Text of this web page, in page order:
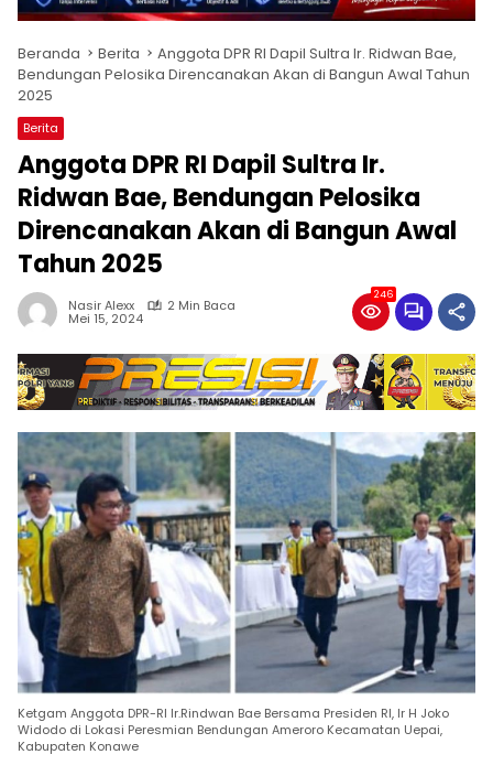
Beranda Berita
Anggota DPR RI Dapil Sultra Ir. Ridwan Bae,
Bendungan Pelosika Direncanakan Akan di Bangun Awal Tahun
2025
Berita
Anggota DPR RI Dapil Sultra Ir.
Ridwan Bae, Bendungan Pelosika
Direncanakan Akan di Bangun Awal
Tahun 2025
Nasir Alexx 2 Min Baca
Mei 15, 2024
246
Ketgam Anggota DPR-RI Ir.Rindwan Bae Bersama Presiden RI, Ir H Joko
Widodo di Lokasi Peresmian Bendungan Ameroro Kecamatan Uepai,
Kabupaten Konawe